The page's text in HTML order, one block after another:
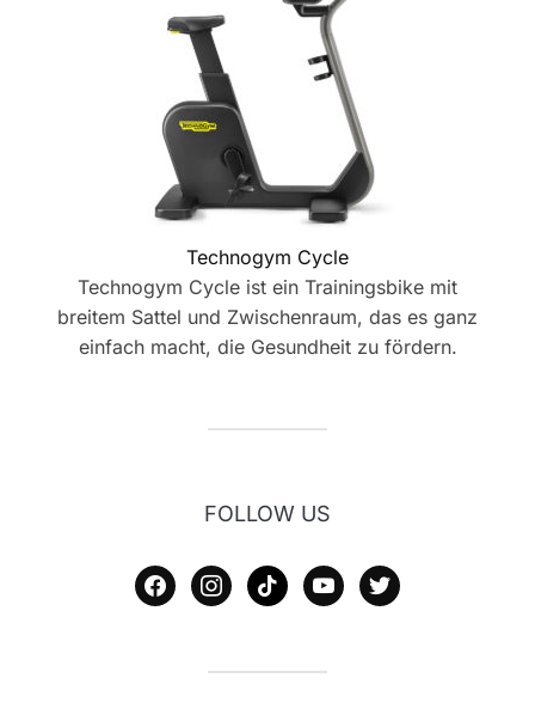
Technogym Cycle
Technogym Cycle ist ein Trainingsbike mit
breitem Sattel und Zwischenraum, das es ganz
einfach macht, die Gesundheit zu fördern.
FOLLOW US
facebookinstagram
tiktok youtubetwitter